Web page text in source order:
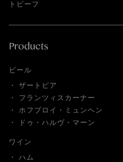
トビーフ
ビール
ザートビア
フランツィスカーナー
ホフブロイ・ミュンヘン
ドゥ・ハルヴ・マーン
ワイン
ハム